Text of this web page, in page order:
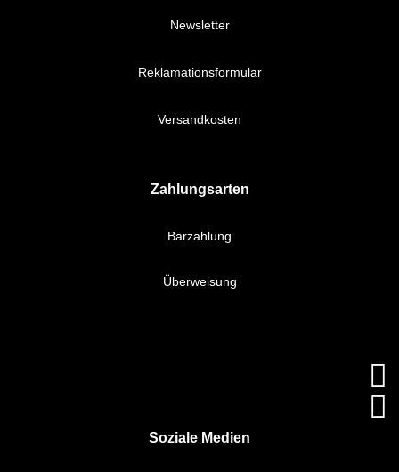
Newsletter
Reklamationsformular
Versandkosten
Zahlungsarten
Barzahlung
Überweisung
Soziale Medien

